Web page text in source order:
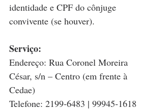
identidade e CPF do cônjuge
convivente (se houver).
Serviço:
Endereço: Rua Coronel Moreira
César, s/n – Centro (em frente à
Cedae)
Telefone: 2199-6483 | 99945-1618